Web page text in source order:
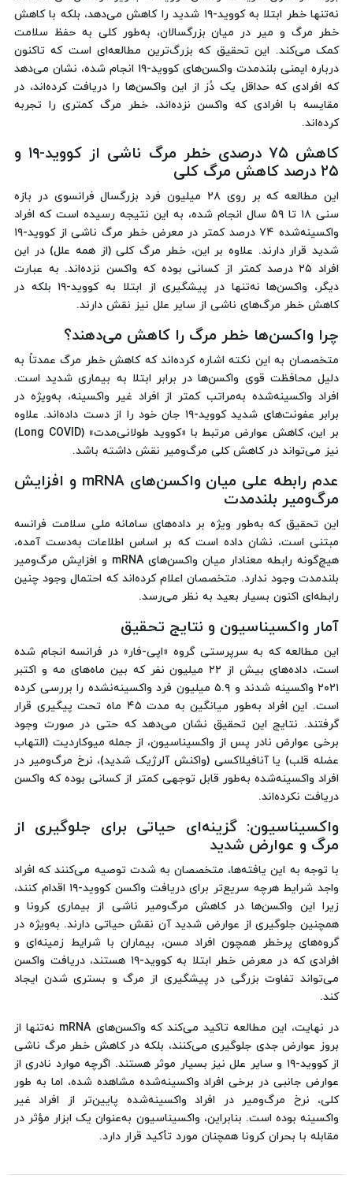
نه‌تنها خطر ابتلا به کووید-۱۹ شدید را کاهش می‌دهد، بلکه با کاهش
خطر مرگ و میر در میان بزرگسالان، به‌طور کلی به حفظ سلامت
کمک می‌کند. این تحقیق که بزرگ‌ترین مطالعه‌ای است که تاکنون
درباره ایمنی بلندمدت واکسن‌های کووید-۱۹ انجام شده، نشان می‌دهد
که افرادی که حداقل یک دُز از این واکسن‌ها را دریافت کرده‌اند، در
مقایسه با افرادی که واکسن نزده‌اند، خطر مرگ کمتری را تجربه
کرده‌اند.
کاهش ۷۵ درصدی خطر مرگ ناشی از کووید-۱۹ و
۲۵ درصد کاهش مرگ کلی
این مطالعه که بر روی ۲۸ میلیون فرد بزرگسال فرانسوی در بازه
سنی ۱۸ تا ۵۹ سال انجام شده، به این نتیجه رسیده است که افراد
واکسینه‌شده ۷۴ درصد کمتر در معرض خطر مرگ ناشی از کووید-۱۹
شدید قرار دارند. علاوه بر این، خطر مرگ کلی (از همه علل) در این
افراد ۲۵ درصد کمتر از کسانی بوده که واکسن نزده‌اند. به عبارت
دیگر، واکسن‌ها نه‌تنها در پیشگیری از ابتلا به کووید-۱۹ بلکه در
کاهش خطر مرگ‌های ناشی از سایر علل نیز نقش دارند.
چرا واکسن‌ها خطر مرگ را کاهش می‌دهند؟
متخصصان به این نکته اشاره کرده‌اند که کاهش خطر مرگ عمدتاً به
دلیل محافظت قوی واکسن‌ها در برابر ابتلا به بیماری شدید است.
افراد واکسینه‌شده به‌مراتب کمتر از افراد غیر واکسینه، به‌ویژه در
برابر عفونت‌های شدید کووید-۱۹ جان خود را از دست داده‌اند. علاوه
بر این، کاهش عوارض مرتبط با «کووید طولانی‌مدت» (Long COVID)
نیز می‌تواند در کاهش کلی مرگ‌ومیر نقش داشته باشد.
عدم رابطه علی میان واکسن‌های mRNA و افزایش
مرگ‌ومیر بلندمدت
این تحقیق که به‌طور ویژه بر داده‌های سامانه ملی سلامت فرانسه
مبتنی است، نشان داده است که بر اساس اطلاعات به‌دست آمده،
هیچ‌گونه رابطه‌ معنادار میان واکسن‌های mRNA و افزایش مرگ‌ومیر
بلندمدت وجود ندارد. متخصصان اعلام کرده‌اند که احتمال وجود چنین
رابطه‌ای اکنون بسیار بعید به نظر می‌رسد.
آمار واکسیناسیون و نتایج تحقیق
این مطالعه که به سرپرستی گروه «اپی-فار» در فرانسه انجام شده
است، داده‌های بیش از ۲۲ میلیون نفر که بین ماه‌های مه و اکتبر
۲۰۲۱ واکسینه شدند و ۵.۹ میلیون فرد واکسینه‌نشده را بررسی کرده
است. این افراد به‌طور میانگین به مدت ۴۵ ماه تحت پیگیری قرار
گرفتند. نتایج این تحقیق نشان می‌دهد که حتی در صورت وجود
برخی عوارض نادر پس از واکسیناسیون، از جمله میوکاردیت (التهاب
عضله قلب) یا آنافیلاکسی (واکنش آلرژیک شدید)، نرخ مرگ‌ومیر در
افراد واکسینه‌شده به‌طور قابل توجهی کمتر از کسانی بوده که واکسن
دریافت نکرده‌اند.
واکسیناسیون: گزینه‌ای حیاتی برای جلوگیری از
مرگ و عوارض شدید
با توجه به این یافته‌ها، متخصصان به شدت توصیه می‌کنند که افراد
واجد شرایط هرچه سریع‌تر برای دریافت واکسن کووید-۱۹ اقدام کنند،
زیرا این واکسن‌ها در کاهش مرگ‌ومیر ناشی از بیماری کرونا و
همچنین جلوگیری از عوارض شدید آن نقش حیاتی دارند. به‌ویژه در
گروه‌های پرخطر همچون افراد مسن، بیماران با شرایط زمینه‌ای و
افرادی که در معرض خطر ابتلا به کووید-۱۹ هستند، دریافت واکسن
می‌تواند تفاوت بزرگی در پیشگیری از مرگ و بستری شدن ایجاد
کند.
در نهایت، این مطالعه تاکید می‌کند که واکسن‌های mRNA نه‌تنها از
بروز عوارض جدی جلوگیری می‌کنند، بلکه در کاهش خطر مرگ ناشی
از کووید-۱۹ و سایر علل نیز بسیار موثر هستند. اگرچه موارد نادری از
عوارض جانبی در برخی افراد واکسینه‌شده مشاهده شده، اما به طور
کلی، نرخ مرگ‌ومیر در افراد واکسینه‌شده پایین‌تر از افراد غیر
واکسینه بوده است. بنابراین، واکسیناسیون به‌عنوان یک ابزار مؤثر در
مقابله با بحران کرونا همچنان مورد تأکید قرار دارد.